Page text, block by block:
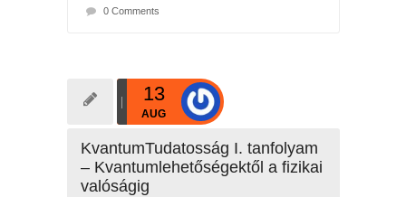
0 Comments
13
AUG
KvantumTudatosság I. tanfolyam
– Kvantumlehetőségektől a fizikai
valóságig